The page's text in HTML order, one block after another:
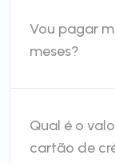
Vou pagar
meses?
Qual é o
cartão de